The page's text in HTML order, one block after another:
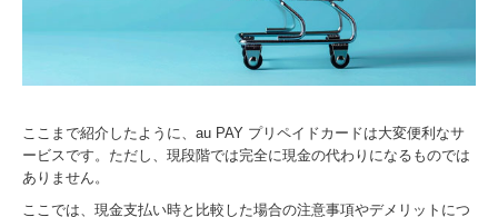
ここまで紹介したように、au PAY プリペイドカードは大変便利なサ
ービスです。ただし、現段階では完全に現金の代わりになるものでは
ありません。
ここでは、現金支払い時と比較した場合の注意事項やデメリットにつ